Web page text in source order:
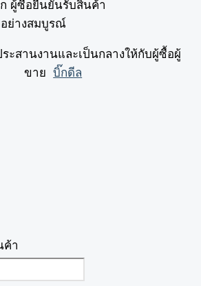
ค้า
ผู้ซื้อยืนยันรับสินค้า
ย่างสมบูรณ์
ะสานงานและเป็นกลางให้กับผู้ซื้อผู้
ขาย บิ๊กดีล